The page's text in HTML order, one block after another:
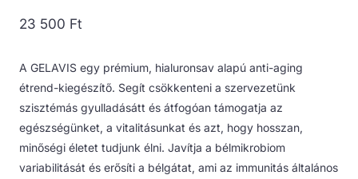
23 500 Ft
A GELAVIS egy prémium, hialuronsav alapú anti-aging
étrend-kiegészítő. Segít csökkenteni a szervezetünk
szisztémás gyulladásátt és átfogóan támogatja az
egészségünket, a vitalitásunkat és azt, hogy hosszan,
minőségi életet tudjunk élni. Javítja a bélmikrobiom
variabilitását és erősíti a bélgátat, ami az immunitás általános